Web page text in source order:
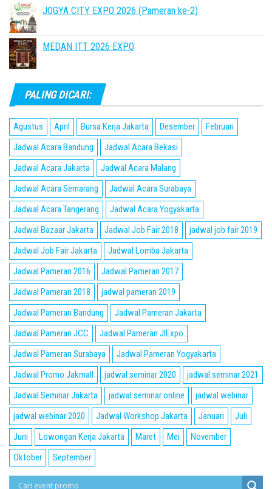
JOGYA CITY EXPO 2026 (Pameran ke-2)
MEDAN ITT 2026 EXPO
PALING DICARI:
Agustus April Bursa Kerja Jakarta Desember
Februari
Jadwal Acara Bandung
Jadwal Acara Bekasi
Jadwal Acara Jakarta
Jadwal Acara Malang
Jadwal Acara Semarang
Jadwal Acara Surabaya
Jadwal Acara Tangerang
Jadwal Acara Yogyakarta
Jadwal Bazaar Jakarta
Jadwal Job Fair 2018
jadwal job fair 2019
Jadwal Job Fair Jakarta
Jadwal Lomba Jakarta
Jadwal Pameran 2016
Jadwal Pameran 2017
Jadwal Pameran 2018
jadwal pameran 2019
Jadwal Pameran Bandung
Jadwal Pameran Jakarta
Jadwal Pameran JCC
Jadwal Pameran JIExpo
Jadwal Pameran Surabaya
Jadwal Pameran Yogyakarta
Jadwal Promo Jakmall
jadwal seminar 2020
jadwal seminar 2021
Jadwal Seminar Jakarta
jadwal seminar online
jadwal webinar
jadwal webinar 2020
Jadwal Workshop Jakarta Januari
Juli
Juni
Lowongan Kerja Jakarta Maret Mei
November
Oktober
September